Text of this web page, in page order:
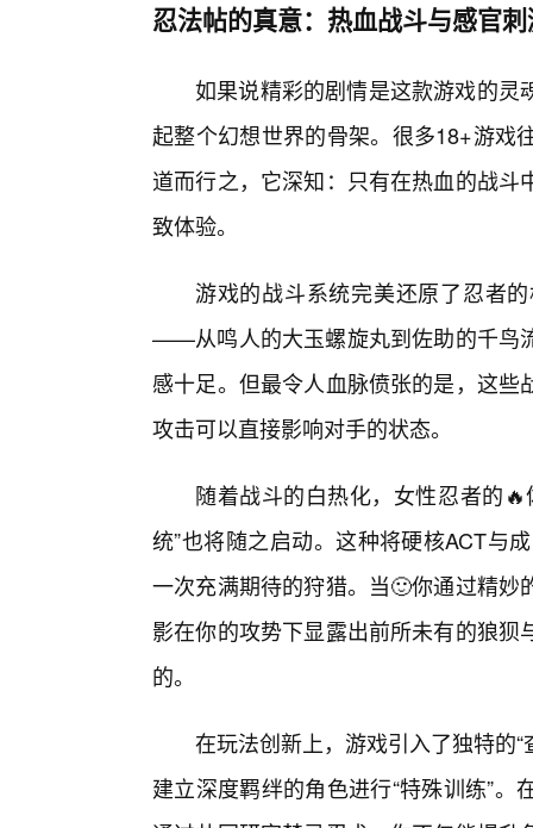
忍法帖的真意：热血战斗与感官
如果说精彩的剧情是这款游戏的灵
起整个幻想世界的骨架。很多18+游戏
道而行之，它深知：只有在热血的战
致体验。
游戏的战斗系统完美还原了忍者
——从鸣人的大玉螺旋丸到佐助的千鸟
感十足。但最令人血脉偾张的是，这
攻击可以直接影响对手的状态。
随着战斗的白热化，女性忍者的
统”也将随之启动。这种将硬核ACT与
一次充满期待的狩猎。当🙂你通过精
影在你的攻势下显露出前所未有的狼
的。
在玩法创新上，游戏引入了独特的
建立深度羁绊的角色进行“特殊训练”